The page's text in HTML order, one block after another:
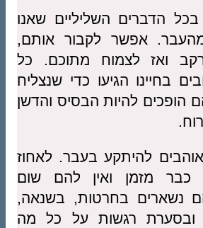
בכל הדברים השליליים שאנו
אפשר לקבור אותם,
ואז לצמוח מתוכם. כל
בחיינו הגיעו כדי שנצליח
הופכים להיות הבסיס והדשן
להיתקע בעבר. לאחוז
כבר מזמן ואין להם שום
נשארים בחרטות, בשנאה,
ובסערת רגשות על כל מה